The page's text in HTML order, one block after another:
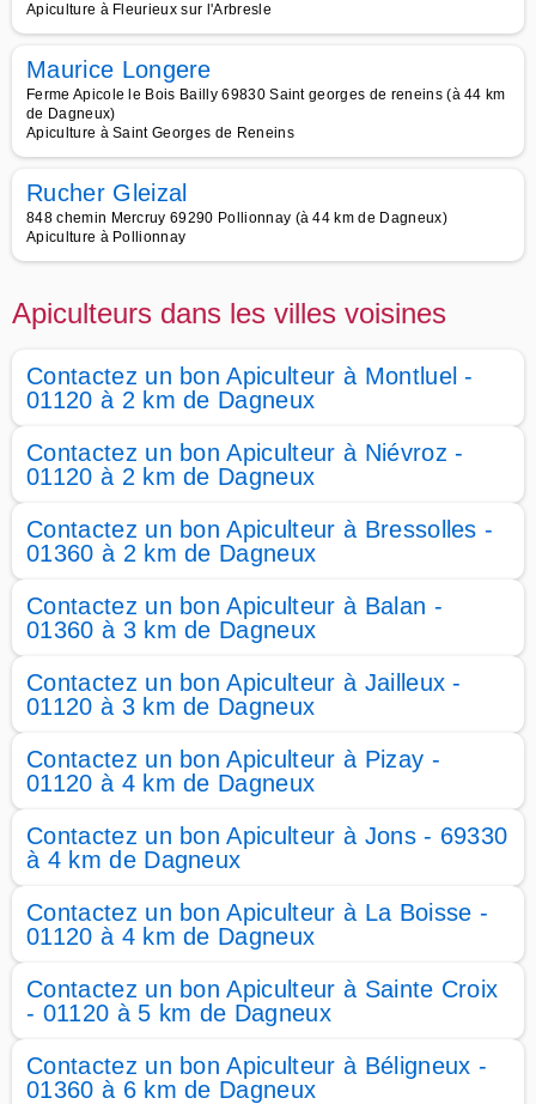
Apiculture à Fleurieux sur l'Arbresle
Maurice Longere
Ferme Apicole le Bois Bailly 69830 Saint georges de reneins (à 44 km
de Dagneux)
Apiculture à Saint Georges de Reneins
Rucher Gleizal
848 chemin Mercruy 69290 Pollionnay (à 44 km de Dagneux)
Apiculture à Pollionnay
Apiculteurs dans les villes voisines
Contactez un bon Apiculteur à Montluel -
01120 à 2 km de Dagneux
Contactez un bon Apiculteur à Niévroz -
01120 à 2 km de Dagneux
Contactez un bon Apiculteur à Bressolles -
01360 à 2 km de Dagneux
Contactez un bon Apiculteur à Balan -
01360 à 3 km de Dagneux
Contactez un bon Apiculteur à Jailleux -
01120 à 3 km de Dagneux
Contactez un bon Apiculteur à Pizay -
01120 à 4 km de Dagneux
Contactez un bon Apiculteur à Jons - 69330
à 4 km de Dagneux
Contactez un bon Apiculteur à La Boisse -
01120 à 4 km de Dagneux
Contactez un bon Apiculteur à Sainte Croix
- 01120 à 5 km de Dagneux
Contactez un bon Apiculteur à Béligneux -
01360 à 6 km de Dagneux